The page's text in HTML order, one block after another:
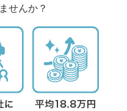
せんか？